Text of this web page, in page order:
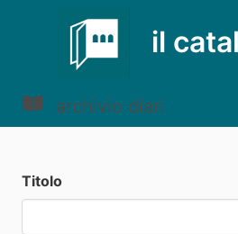
il
archivio diari
Titolo